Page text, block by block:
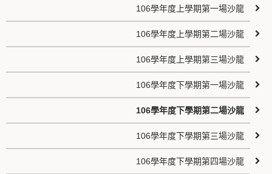
106學年度上學期第一場沙龍
106學年度上學期第二場沙龍
106學年度上學期第三場沙龍
106學年度下學期第一場沙龍
106學年度下學期第二場沙龍
106學年度下學期第三場沙龍
106學年度下學期第四場沙龍